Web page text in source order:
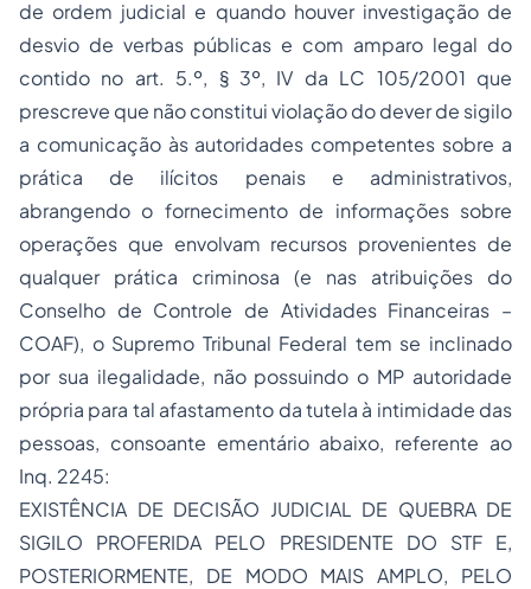
de ordem judicial e quando houver investigação de
desvio de verbas públicas e com amparo legal do
contido no art. 5.º, § 3º, IV da LC 105/2001 que
prescreve que não constitui violação do dever de sigilo
a comunicação às autoridades competentes sobre a
prática de ilícitos penais e administrativos,
abrangendo o fornecimento de informações sobre
operações que envolvam recursos provenientes de
qualquer prática criminosa (e nas atribuições do
Conselho de Controle de Atividades Financeiras –
COAF), o Supremo Tribunal Federal tem se inclinado
por sua ilegalidade, não possuindo o MP autoridade
própria para tal afastamento da tutela à intimidade das
pessoas, consoante ementário abaixo, referente ao
Inq. 2245:
EXISTÊNCIA DE DECISÃO JUDICIAL DE QUEBRA DE
SIGILO PROFERIDA PELO PRESIDENTE DO STF E,
POSTERIORMENTE, DE MODO MAIS AMPLO, PELO